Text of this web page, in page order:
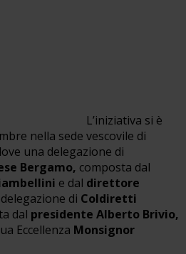
L’iniziativa si è
nella sede vescovile di
una delegazione di
Bergamo, composta dal
e dal direttore
di Coldiretti
dal presidente Alberto Brivio,
Eccellenza Monsignor